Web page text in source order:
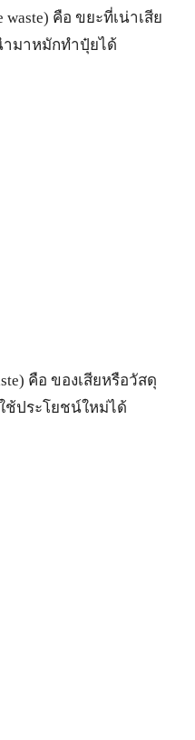
waste) คือ ขยะที่เน่าเสีย
ำมาหมักทำปุ๋ยได้
คือ ของเสียหรือวัสดุ
ช้ประโยชน์ใหม่ได้